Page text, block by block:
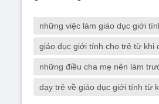
những việc làm giáo dục giới
giáo dục giới tính cho trẻ từ khi
những điều cha mẹ nên làm
dạy trẻ về giáo dục giới tính từ